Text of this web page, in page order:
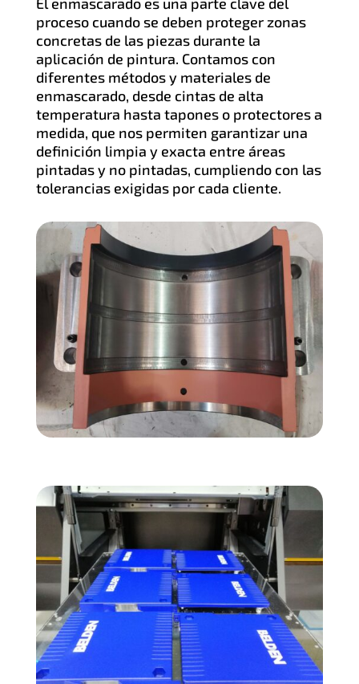
El enmascarado es una parte clave del
proceso cuando se deben proteger zonas
concretas de las piezas durante la
aplicación de pintura. Contamos con
diferentes métodos y materiales de
enmascarado, desde cintas de alta
temperatura hasta tapones o protectores a
medida, que nos permiten garantizar una
definición limpia y exacta entre áreas
pintadas y no pintadas, cumpliendo con las
tolerancias exigidas por cada cliente.